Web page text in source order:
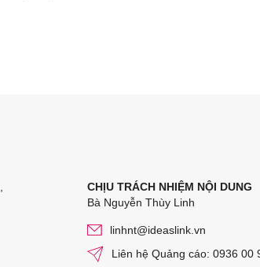
CHỊU TRÁCH NHIỆM NỘI DUNG
Bà Nguyễn Thùy Linh
linhnt@ideaslink.vn
Liên hệ Quảng cáo: 0936 00